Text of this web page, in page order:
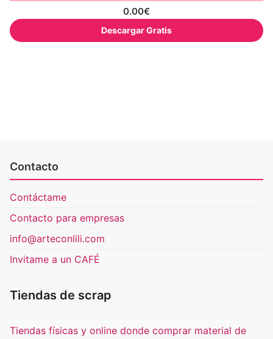
0.00€
Descargar Gratis
Contacto
Contáctame
Contacto para empresas
info@arteconlili.com
Invitame a un CAFÉ
Tiendas de scrap
Tiendas físicas y online donde comprar material de